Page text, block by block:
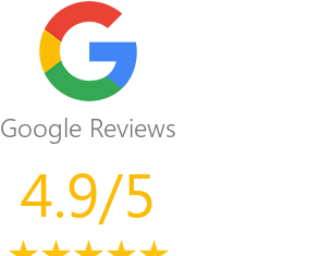
Google Reviews
4.9/5